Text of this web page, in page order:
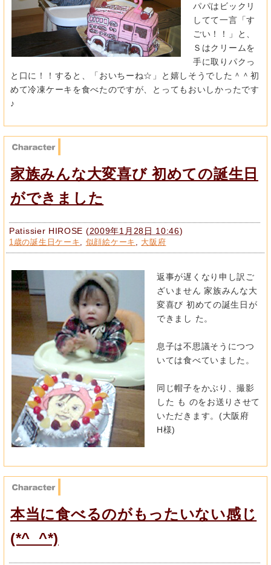
パパはビックリ
してて一言「す
ごい！！」と、
Ｓはクリームを
手に取りパクっ
と口に！！すると、「おいちーね☆」と嬉しそうでした＾＾初
めて冷凍ケーキを食べたのですが、とってもおいしかったです
♪
家族みんな大変喜び 初めての誕生日
ができました
Patissier HIROSE (2009年1月28日 10:46)
1歳の誕生日ケーキ 似顔絵ケーキ 大阪府
返事が遅くなり申し訳ご
ざいません 家族みんな大
変喜び 初めての誕生日が
できまし た。
息子は不思議そうにつつ
いては食べていました。
同じ帽子をかぶり、撮影
した も のをお送りさせて
いただきます。(大阪府
H様)
本当に食べるのがもったいない感じ
(*^_^*)